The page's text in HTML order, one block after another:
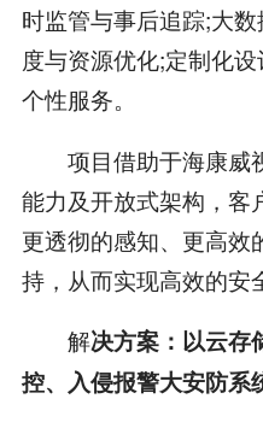
时监管与事后追踪;大
度与资源优化;定制化
个性服务。
项目借助于海康威
能力及开放式架构，客
更透彻的感知、更高效
持，从而实现高效的安
解决方案：以云存
控、入侵报警大安防系